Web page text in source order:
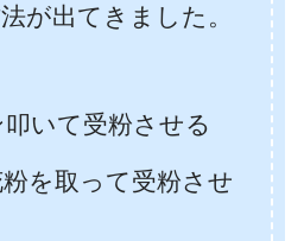
が出てきました。
いて受粉させる
を取って受粉させ